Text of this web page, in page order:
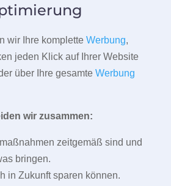
wir Ihre komplette Werbung,
jeden Klick auf Ihrer Website
über Ihre gesamte Werbung
wir zusammen:
zeitgemäß sind und
bringen.
in Zukunft sparen können.